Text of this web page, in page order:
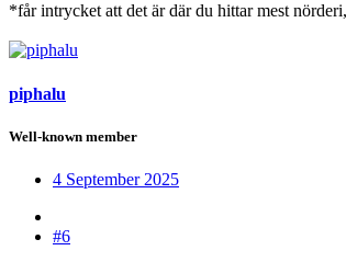
*får intrycket att det är där du hittar mest
piphalu
Well-known member
4 September 2025
#6